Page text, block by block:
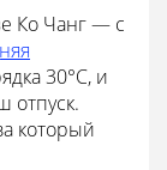
Ко Чанг — с
30°С, и
отпуск.
который